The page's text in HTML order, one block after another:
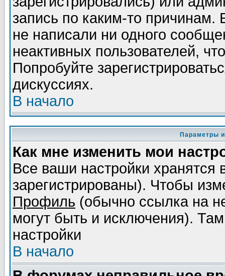
запись по каким-то
не написали ни одного
неактивных пользователей,
Попробуйте
дискуссиях.
В начало
Параметры
Как мне изменить мои
Все ваши настройки
зарегистрированы). Чтобы
Профиль (обычно ссылка на
могут быть и исключения).
настройки
В начало